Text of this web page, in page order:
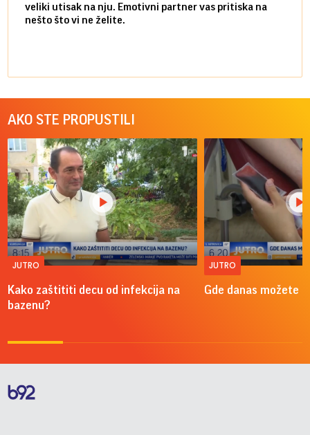
veliki utisak na nju. Emotivni partner vas pritiska na
nešto što vi ne želite.
AKO STE PROPUSTILI
JUTRO
Kako zaštititi decu od infekcija na
bazenu?
JUTRO
Gde danas možete